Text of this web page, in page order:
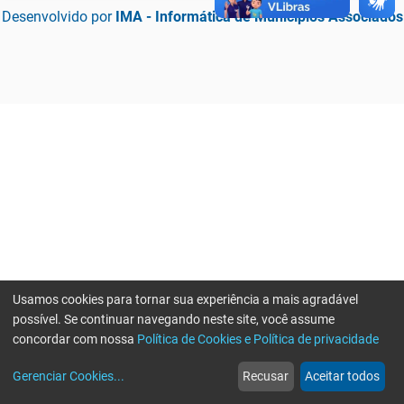
Desenvolvido por IMA - Informática de Municípios Associados
web
Notícias
more_horiz
Mais
Usamos cookies para tornar sua experiência a mais agradável
possível. Se continuar navegando neste site, você assume
concordar com nossa Política de Cookies e Política de privacidade
Gerenciar Cookies... Recusar Aceitar todos
Erro ao enviar informações, por favor tente novamente